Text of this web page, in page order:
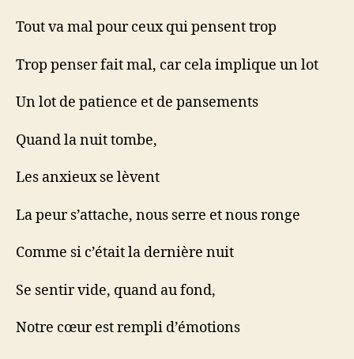
Tout va mal pour ceux qui pensent trop
Trop penser fait mal, car cela implique un lot
Un lot de patience et de pansements
Quand la nuit tombe,
Les anxieux se lèvent
La peur s’attache, nous serre et nous ronge
Comme si c’était la dernière nuit
Se sentir vide, quand au fond,
Notre cœur est rempli d’émotions